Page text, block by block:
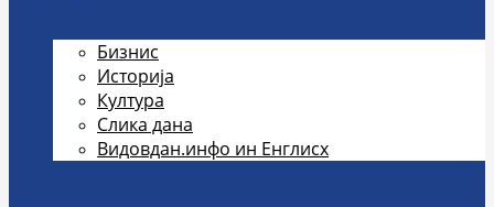
Бизнис
Историја
Култура
Слика дана
Видовдан.инфо ин Енглисх